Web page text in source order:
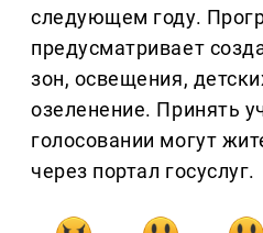
следующем году.
предусматривает
зон, освещения,
озеленение. Принять
голосовании могут
через портал госуслуг.